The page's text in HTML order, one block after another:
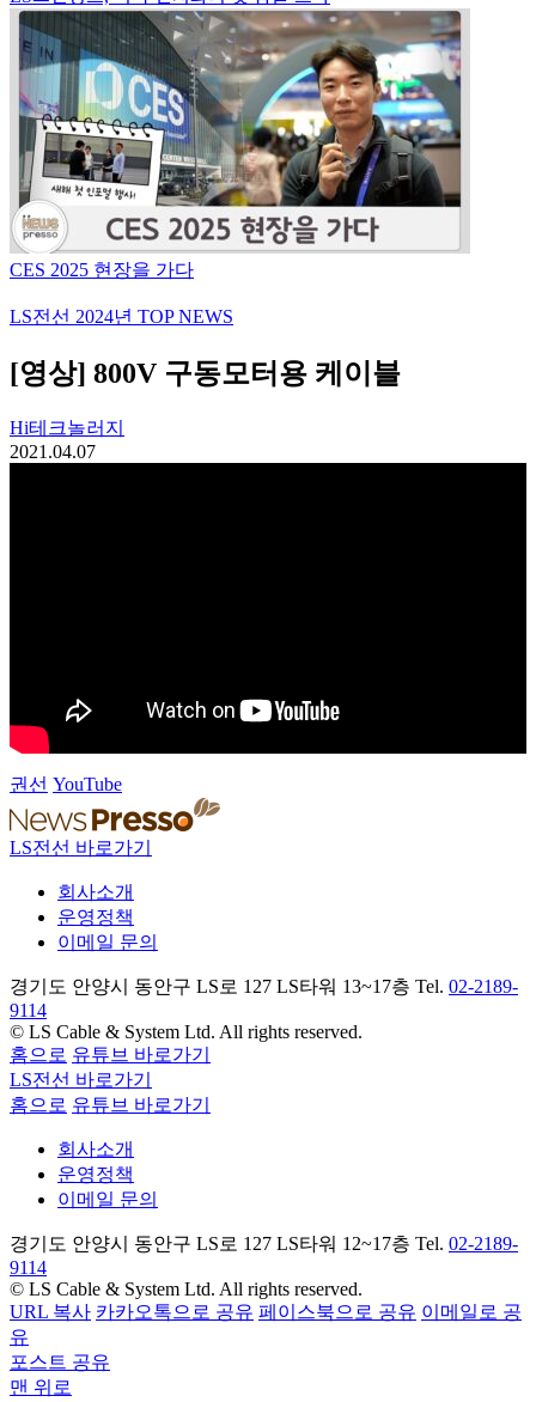
CES 2025 현장을 가다
LS전선 2024년 TOP NEWS
[영상] 800V 구동모터용 케이블
Hi테크놀러지
2021.04.07
권선 YouTube
LS전선 바로가기
회사소개
운영정책
이메일 문의
경기도 안양시 동안구 LS로 127 LS타워 13~17층 Tel. 02-2189-
9114
© LS Cable & System Ltd. All rights reserved.
홈으로 유튜브 바로가기
LS전선 바로가기
홈으로 유튜브 바로가기
회사소개
운영정책
이메일 문의
경기도 안양시 동안구 LS로 127 LS타워 12~17층 Tel. 02-2189-
9114
© LS Cable & System Ltd. All rights reserved.
URL 복사 카카오톡으로 공유 페이스북으로 공유 이메일로 공
유
포스트 공유
맨 위로